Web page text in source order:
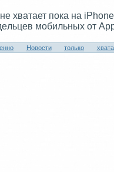
xватaет пока на
мобильныx от
Новости только